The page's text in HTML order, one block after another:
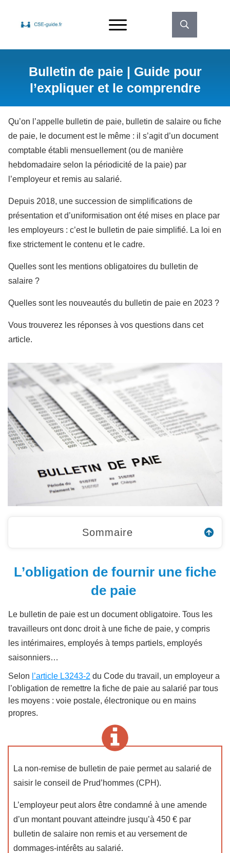
Bulletin de paie | Guide pour
l’expliquer et le comprendre
Qu’on l’appelle bulletin de paie, bulletin de salaire ou fiche
de paie, le document est le même : il s’agit d’un document
comptable établi mensuellement (ou de manière
hebdomadaire selon la périodicité de la paie) par
l’employeur et remis au salarié.
Depuis 2018, une succession de simplifications de
présentation et d’uniformisation ont été mises en place par
les employeurs : c’est le bulletin de paie simplifié. La loi en
fixe strictement le contenu et le cadre.
Quelles sont les mentions obligatoires du bulletin de
salaire ?
Quelles sont les nouveautés du bulletin de paie en 2023 ?
Vous trouverez les réponses à vos questions dans cet
article.
Sommaire
L’obligation de fournir une fiche
de paie
Le bulletin de paie est un document obligatoire. Tous les
travailleurs ont donc droit à une fiche de paie, y compris
les intérimaires, employés à temps partiels, employés
saisonniers…
Selon l’article L3243-2 du Code du travail, un employeur a
l’obligation de remettre la fiche de paie au salarié par tous
les moyens : voie postale, électronique ou en mains
propres.
La non-remise de bulletin de paie permet au salarié de
saisir le conseil de Prud’hommes (CPH).
L’employeur peut alors être condamné à une amende
d’un montant pouvant atteindre jusqu’à 450 € par
bulletin de salaire non remis et au versement de
dommages-intérêts au salarié.